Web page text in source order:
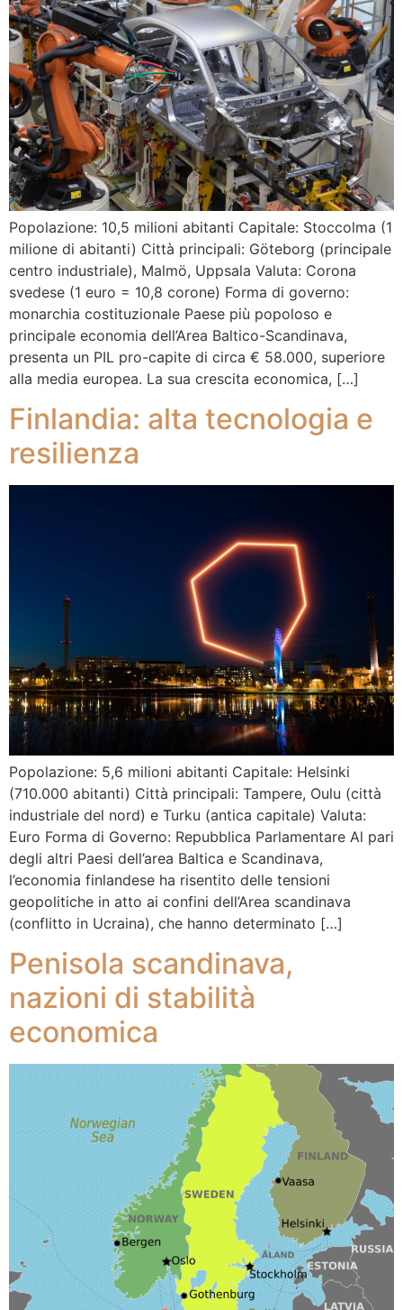
Popolazione: 10,5 milioni abitanti Capitale: Stoccolma (1
milione di abitanti) Città principali: Göteborg (principale
centro industriale), Malmö, Uppsala Valuta: Corona
svedese (1 euro = 10,8 corone) Forma di governo:
monarchia costituzionale Paese più popoloso e
principale economia dell’Area Baltico-Scandinava,
presenta un PIL pro-capite di circa € 58.000, superiore
alla media europea. La sua crescita economica, […]
Finlandia: alta tecnologia e
resilienza
Popolazione: 5,6 milioni abitanti Capitale: Helsinki
(710.000 abitanti) Città principali: Tampere, Oulu (città
industriale del nord) e Turku (antica capitale) Valuta:
Euro Forma di Governo: Repubblica Parlamentare Al pari
degli altri Paesi dell’area Baltica e Scandinava,
l’economia finlandese ha risentito delle tensioni
geopolitiche in atto ai confini dell’Area scandinava
(conflitto in Ucraina), che hanno determinato […]
Penisola scandinava,
nazioni di stabilità
economica